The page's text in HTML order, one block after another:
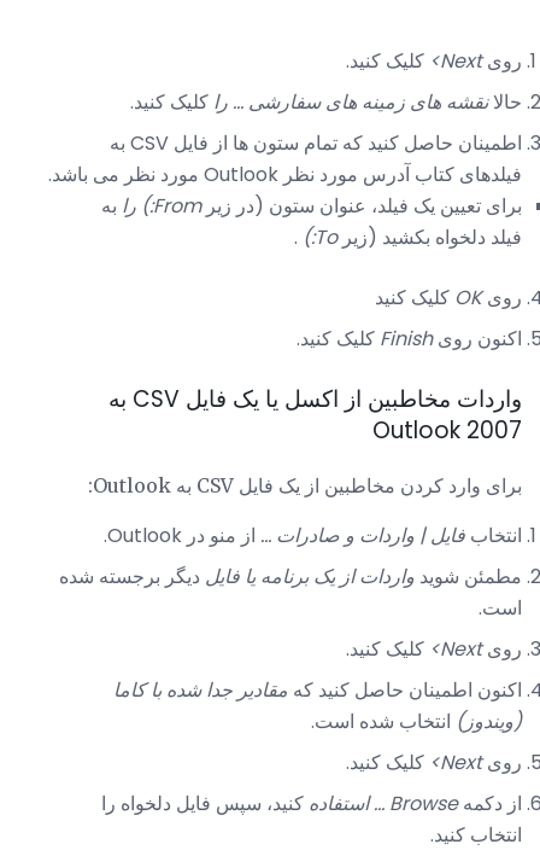
رویNext>
کلیک کنید.
حالانقشه های زمینه های سفارشی ... را کلیک کنید.
اطمینان حاصل کنید که تمام ستون ها از فایل CSV به
فیلدهای کتاب آدرس مورد نظر Outlook مورد نظر می باشد.
برای تعیین یک فیلد، عنوان ستون (در زیرFrom:) را
به
فیلد دلخواه بکشید (زیرTo:)
.
رویOK کلیک کنید
اکنون رویFinish کلیک کنید.
واردات مخاطبین از اکسل یا یک فایل CSV به
Outlook 2007
برای وارد کردن مخاطبین از یک فایل CSV به Outlook:
انتخاب فایل | واردات و صادرات ... از منو در Outlook.
مطمئن شوید واردات از یک برنامه یا فایل دیگر برجسته شده
است.
رویNext>
کلیک کنید.
اکنون اطمینان حاصل کنید که مقادیر جدا شده با کاما
(ویندوز) انتخاب شده است.
رویNext>
کلیک کنید.
از دکمهBrowse ... استفاده
کنید، سپس فایل دلخواه را
انتخاب کنید.